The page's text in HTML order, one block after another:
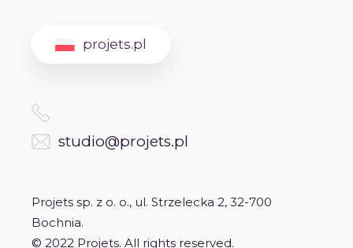
projets.pl
studio@projets.pl
Projets sp. z o. o., ul. Strzelecka 2, 32-700
Bochnia.
© 2022 Projets. All rights reserved.